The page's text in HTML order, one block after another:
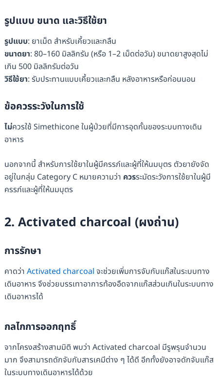
รูปแบบ ขนาด และวิธีใช้ยา
รูปแบบ: ยาเม็ด สำหรับเคี้ยวและกลืน
ขนาดยา: 80–160 มิลลิกรัม (หรือ 1–2 เม็ดต่อวัน) ขนาดยาสูงสุดไม่
เกิน 500 มิลลิกรัมต่อวัน
วิธีใช้ยา: รับประทานแบบเคี้ยวและกลืน หลังอาหารหรือก่อนนอน
ข้อควรระวังในการใช้
ไม่ควรใช้ Simethicone ในผู้ป่วยที่มีการอุดกั้นของระบบทางเดิน
อาหาร
นอกจากนี้ สำหรับการใช้ยาในผู้มีครรภ์และผู้ที่ให้นมบุตร ตัวยายังจัด
อยู่ในกลุ่ม Category C หมายความว่า ควรระมัดระวังการใช้ยาในผู้มี
ครรภ์และผู้ที่ให้นมบุตร
2. Activated charcoal (ผงถ่าน)
การรักษา
คาดว่า Activated charcoal จะช่วยเพิ่มการจับกับแก๊สในระบบทาง
เดินอาหาร จึงช่วยบรรเทาอาการท้องอืดจากแก๊สส่วนเกินในระบบทาง
เดินอาหารได้
กลไกการออกฤทธิ์
จากโครงสร้างสามมิติ พบว่า Activated charcoal มีรูพรุนจำนวน
มาก จึงสามารถดักจับกับสารเคมีต่าง ๆ ได้ดี อีกทั้งยังอาจดักจับแก๊ส
ในระบบทางเดินอาหารได้ด้วย